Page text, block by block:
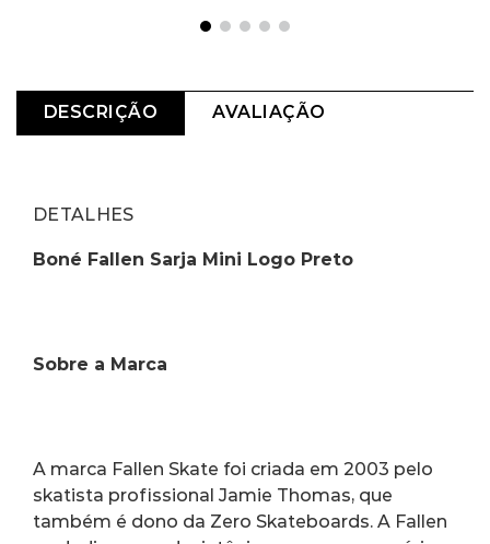
DESCRIÇÃO AVALIAÇÃO
DETALHES
Boné Fallen Sarja Mini Logo Preto
Sobre a Marca
A marca Fallen Skate foi criada em 2003 pelo
skatista profissional Jamie Thomas, que
também é dono da Zero Skateboards. A Fallen